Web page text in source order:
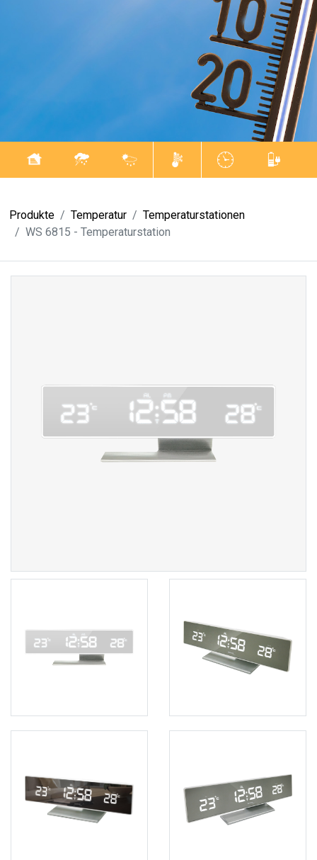
Produkte Temperatur
Temperaturstationen
WS 6815 - Temperaturstation